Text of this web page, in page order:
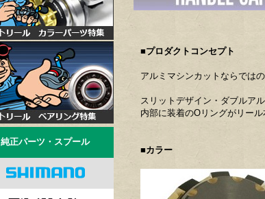
純正パーツ・スプール
■プロダクトコンセプト
アルミマシンカットならでは
スリットデザイン・ダブルア
内部に装着のOリングがリール
■カラー